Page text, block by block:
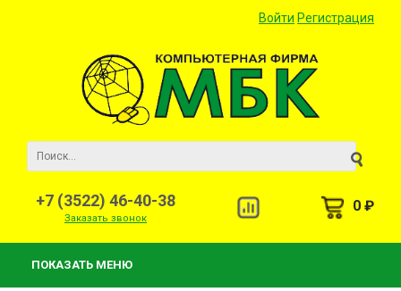
Войти Регистрация
+7 (3522) 46-40-38
Заказать звонок
0 ₽
ПОКАЗАТЬ МЕНЮ